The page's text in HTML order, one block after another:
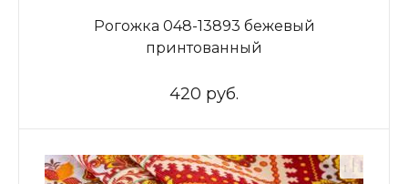
Рогожка 048-13893 бежевый
принтованный
420 руб.